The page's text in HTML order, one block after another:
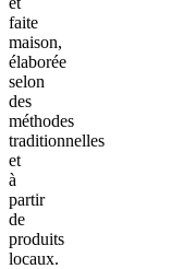
faite
maison,
élaborée
selon
des
méthodes
traditionnelles
et
à
partir
de
produits
locaux.